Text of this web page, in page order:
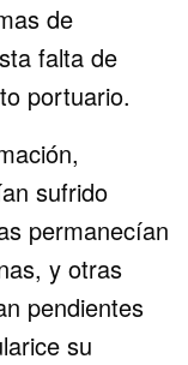
de
falta de
portuario.
sufrido
permanecían
y otras
pendientes
su